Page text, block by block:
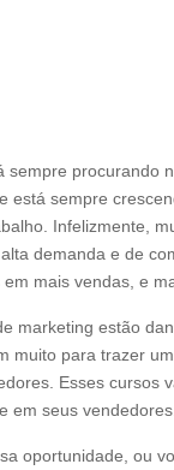
procurando
está sempre
Infelizmente,
demanda e de
mais vendas, e
marketing estão
muito para trazer
Esses cursos
em seus vendedores.
oportunidade, ou